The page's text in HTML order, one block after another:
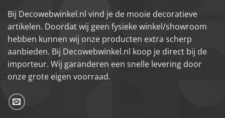
Bij Decowebwinkel.nl vind je de mooie decoratieve
artikelen. Doordat wij geen fysieke winkel/showroom
hebben kunnen wij onze producten extra scherp
aanbieden. Bij Decowebwinkel.nl koop je direct bij de
importeur. Wij garanderen een snelle levering door
onze grote eigen voorraad.